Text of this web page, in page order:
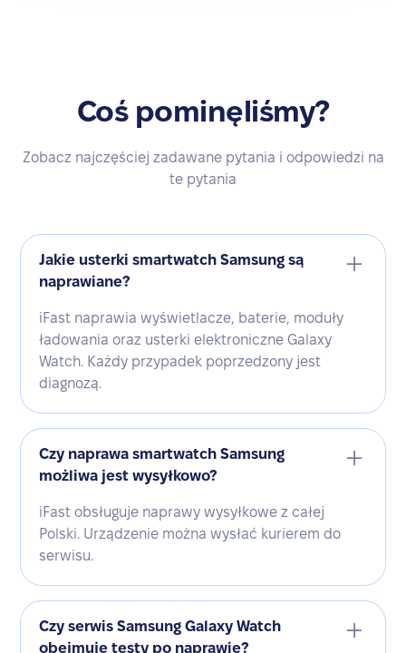
Coś pominęliśmy?
Zobacz najczęściej zadawane pytania i odpowiedzi na
te pytania
Jakie usterki smartwatch Samsung są
naprawiane?
iFast naprawia wyświetlacze, baterie, moduły
ładowania oraz usterki elektroniczne Galaxy
Watch. Każdy przypadek poprzedzony jest
diagnozą.
Czy naprawa smartwatch Samsung
możliwa jest wysyłkowo?
iFast obsługuje naprawy wysyłkowe z całej
Polski. Urządzenie można wysłać kurierem do
serwisu.
Czy serwis Samsung Galaxy Watch
obejmuje testy po naprawie?